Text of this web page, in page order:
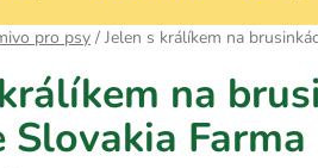
pro psy / Jelen s králíkem na
na
Farma